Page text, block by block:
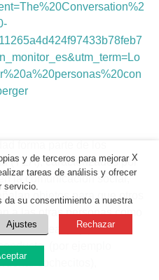
(TEA), caracterizados por
la comunicación social,
objetos para que otros
a las otras personas como
o desean), y patrones
(por ejemplo
cochecitos),
X
y de terceros para mejorar
tareas de análisis y ofrecer
servicio.
su consentimiento a nuestra
Ajustes Rechazar